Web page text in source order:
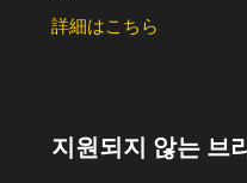
詳細はこちら
지원되지 않는 브